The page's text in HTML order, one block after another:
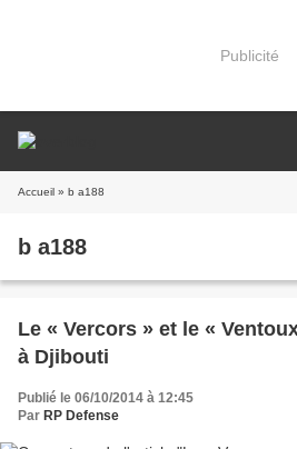
Publicité
Accueil » b a188
b a188
Le « Vercors » et le «
à Djibouti
Publié le 06/10/2014 à 12:45
Par RP Defense